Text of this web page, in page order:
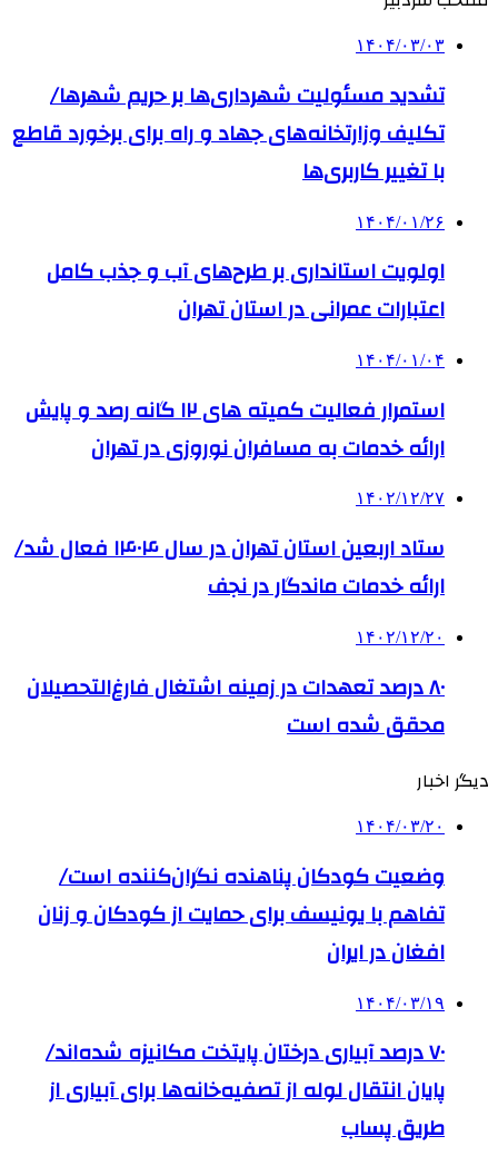
۱۴۰۴/۰۳/۰۳
تشدید مسئولیت شهرداری‌ها بر حریم شهرها/
تکلیف وزارتخانه‌های جهاد و راه برای برخورد قاطع
با تغییر کاربری‌ها
۱۴۰۴/۰۱/۲۶
اولویت استانداری بر طرح‌های آب و جذب کامل
اعتبارات عمرانی در استان تهران
۱۴۰۴/۰۱/۰۴
استمرار فعالیت کمیته های ۱۲ گانه رصد و پایش
ارائه خدمات به مسافران نوروزی در تهران
۱۴۰۲/۱۲/۲۷
ستاد اربعین استان تهران در سال ۱۴۰۴ فعال شد/
ارائه خدمات ماندگار در نجف
۱۴۰۲/۱۲/۲۰
۸۰ درصد تعهدات در زمینه اشتغال فارغ‌التحصیلان
محقق شده است
دیگر اخبار
۱۴۰۴/۰۳/۲۰
وضعیت کودکان پناهنده نگران‌کننده است/
تفاهم با یونیسف برای حمایت از کودکان و زنان
افغان در ایران
۱۴۰۴/۰۳/۱۹
۷۰ درصد آبیاری درختان پایتخت مکانیزه شده‌اند/
پایان انتقال لوله از تصفیه‌خانه‌ها برای آبیاری از
طریق پساب